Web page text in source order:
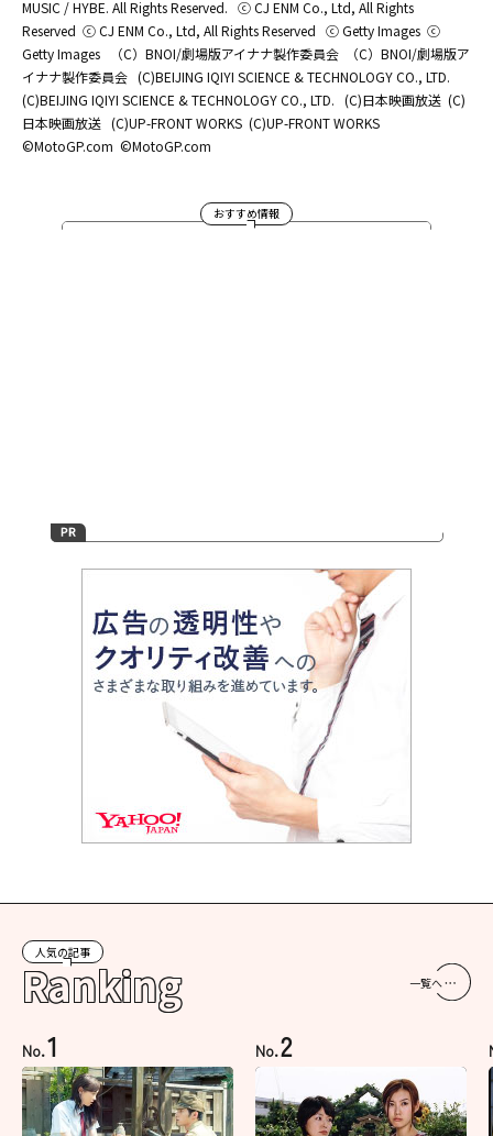
MUSIC / HYBE. All Rights Reserved. ⓒ CJ ENM Co., Ltd, All Rights
Reserved ⓒ CJ ENM Co., Ltd, All Rights Reserved ⓒ Getty Images ⓒ
Getty Images
（C）BNOI/劇場版アイナナ製作委員会
（C）BNOI/劇場版ア
イナナ製作委員会 (C)BEIJING IQIYI SCIENCE & TECHNOLOGY CO., LTD.
(C)BEIJING IQIYI SCIENCE & TECHNOLOGY CO., LTD. (C)日本映画放送 (C)
日本映画放送 (C)UP-FRONT WORKS (C)UP-FRONT WORKS
©MotoGP.com ©MotoGP.com
おすすめ情報
人気の記事
Ranking 一覧へ
No.1 No.2